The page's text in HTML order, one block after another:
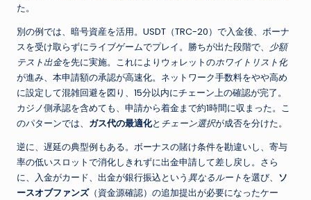
た。
別の例では、暗号資産を活用。USDT（TRC-20）で入金後、ボーナ
スを受け取らずにライブゲームでプレイ。勝ちが出た段階で、 少額
テスト出金を先に実施。これによりウォレットのホワイトリスト化
が進み、本申請額の承認が高速化。ネットワーク手数料をやや高め
に設定して混雑回避を図り、15分以内にチェーン上の確認が完了。
カジノ側承認を含めても、申請から着金まで約1時間に収まった。こ
のパターンでは、 ガス代の最適化と チェーン選択が成否を分けた。
逆に、遅延の典型例もある。ボーナスの賭け条件を勘違いし、寄与
率の低いスロットで消化しきれずに出金申請して差し戻し。さら
に、入金がカード、出金が銀行振込という異なるルートを選び、 ソ
ースオブファンズ（資金源確認）の追加提出が必要になったケー